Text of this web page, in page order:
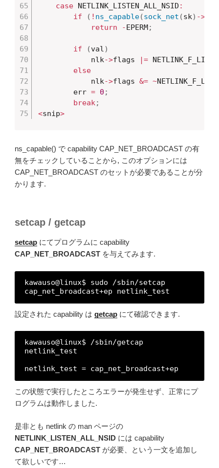
case NETLINK_LISTEN_ALL_NSID:
if
( ! ns_capable(sock_net (sk) ->
return
-EPERM;
if (val)
			nlk
->flags |=
else
			nlk
->flags &= ~
		err
= 0 ;
break;
<snip>
ns_capable() で capability CAP_NET_BROADCAST の有
無をチェックしていることから, このオプションには
CAP_NET_BROADCAST のセットが必要であることが分
かります.
setcap / getcap
setcap にてプログラムに capability
CAP_NET_BROADCAST を与えてみます.
kawauso@linux$ sudo /sbin/setcap
cap_net_broadcast+ep netlink_test
設定された capability は getcap にて確認できます.
kawauso@linux$ /sbin/getcap
netlink_test
netlink_test = cap_net_broadcast+ep
この状態で実行したところエラーが発生せず、正常にプ
ログラムは動作しました.
是非とも netlink の man ページの
NETLINK_LISTEN_ALL_NSID には capability
CAP_NET_BROADCAST が必要、という一文を追加し
て欲しいです…